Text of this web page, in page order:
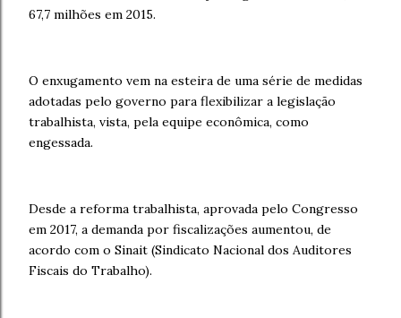
67,7 milhões em 2015.
O enxugamento vem na esteira de uma série de medidas
adotadas pelo governo para flexibilizar a legislação
trabalhista, vista, pela equipe econômica, como
engessada.
Desde a reforma trabalhista, aprovada pelo Congresso
em 2017, a demanda por fiscalizações aumentou, de
acordo com o Sinait (Sindicato Nacional dos Auditores
Fiscais do Trabalho).